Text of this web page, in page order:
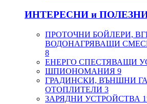
ИНТЕРЕСНИ и
ПРОТОЧНИ БОЙЛЕРИ,
ВОДОНАГРЯВАЩИ
8
ЕНЕРГО СПЕСТЯВАЩИ
ШПИОНОМАНИЯ 9
ГРАДИНСКИ, ВЪНШНИ
ОТОПЛИТЕЛИ 3
ЗАРЯДНИ УСТРОЙСТВА